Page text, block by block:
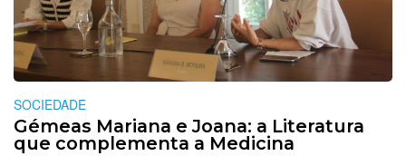
SOCIEDADE
Gémeas Mariana e Joana: a Literatura
que complementa a Medicina